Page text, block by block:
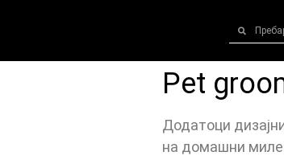
Pet
Додатоци
на домашни